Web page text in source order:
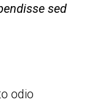
sed
odio